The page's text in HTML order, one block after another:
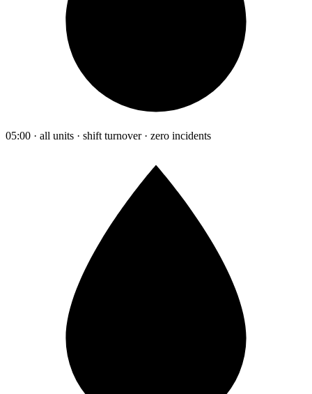
05:00 · all units · shift turnover · zero incidents